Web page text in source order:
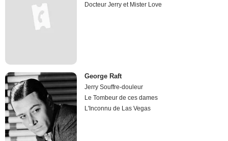
Docteur Jerry et Mister Love
George Raft
Jerry Souffre-douleur
Le Tombeur de ces dames
L'Inconnu de Las Vegas